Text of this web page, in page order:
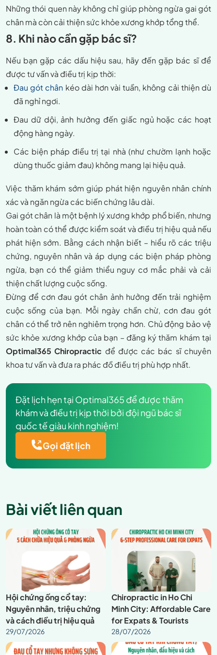
Những thói quen này không chỉ giúp phòng ngừa gai gót
chân mà còn cải thiện sức khỏe xương khớp tổng thể.
8. Khi nào cần gặp bác sĩ?
Nếu bạn gặp các dấu hiệu sau, hãy đến gặp bác sĩ để
được tư vấn và điều trị kịp thời:
Đau gót chân kéo dài hơn vài tuần, không cải thiện dù
đã nghỉ ngơi.
Đau dữ dội, ảnh hưởng đến giấc ngủ hoặc các hoạt
động hàng ngày.
Các biện pháp điều trị tại nhà (như chườm lạnh hoặc
dùng thuốc giảm đau) không mang lại hiệu quả.
Việc thăm khám sớm giúp phát hiện nguyên nhân chính
xác và ngăn ngừa các biến chứng lâu dài.
Gai gót chân là một bệnh lý xương khớp phổ biến, nhưng
hoàn toàn có thể được kiểm soát và điều trị hiệu quả nếu
phát hiện sớm. Bằng cách nhận biết – hiểu rõ các triệu
chứng, nguyên nhân và áp dụng các biện pháp phòng
ngừa, bạn có thể giảm thiểu nguy cơ mắc phải và cải
thiện chất lượng cuộc sống.
Đừng để cơn đau gót chân ảnh hưởng đến trải nghiệm
cuộc sống của bạn. Mỗi ngày chần chừ, cơn đau gót
chân có thể trở nên nghiêm trọng hơn. Chủ động bảo vệ
sức khỏe xương khớp của bạn – đăng ký thăm khám tại
Optimal365 Chiropractic để được các bác sĩ chuyên
khoa tư vấn và đưa ra phác đồ điều trị phù hợp nhất.
Đặt lịch hẹn tại Optimal365 để được thăm
khám và điều trị kịp thời bởi đội ngũ bác sĩ
quốc tế giàu kinh nghiệm!
Gọi đặt lịch
Bài viết liên quan
Hội chứng ống cổ tay:
Nguyên nhân, triệu chứng
và cách điều trị hiệu quả
29/07/2026
Chiropractic in Ho Chi
Minh City: Affordable Care
for Expats & Tourists
28/07/2026